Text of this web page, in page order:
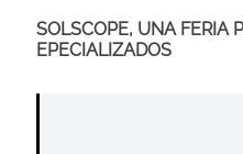
SOLSCOPE, UNA FERIA
EPECIALIZADOS